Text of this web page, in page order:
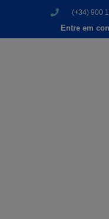
(+34) 900
Entre em